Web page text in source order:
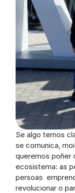
Se algo temos
se comunica,
queremos poñer
ecosistema: as
persoas
revolucionar o